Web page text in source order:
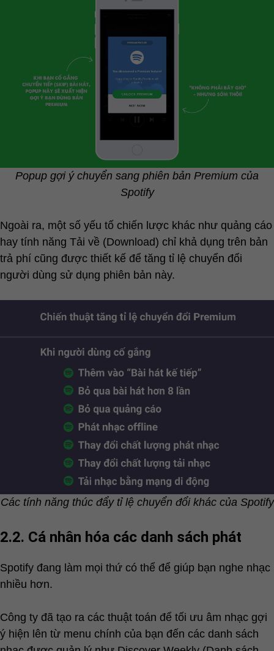
Popup gợi ý chuyển sang phiên bản Premium của
Spotify
Ngoài ra, một số yếu tố chiến lược khác như quảng cáo
hay tính năng Tải về (Download) chỉ khả dụng trên bản
trả phí cũng được thiết kế để tăng tỉ lệ chuyển đổi
người dùng sử dụng phiên bản này.
Các tính năng thúc đẩy tỉ lệ chuyển đổi khác của Spotify
2.2. Cá nhân hóa các danh sách phát
Spotify đang làm mọi thứ có thể để giúp bạn nghe nhạc
nhiều hơn.
Công ty đã tạo ra các thuật toán để tối ưu âm nhạc gợi
ý hiện lên từ menu chính của bạn đến các danh sách